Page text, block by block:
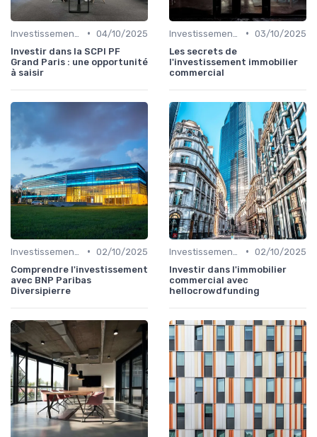
• 04/10/2025
Investir dans la SCPI PF
Grand Paris : une opportunité
à saisir
• 03/10/2025
Les secrets de
l'investissement immobilier
commercial
• 02/10/2025
Comprendre l'investissement
avec BNP Paribas
Diversipierre
• 02/10/2025
Investir dans l'immobilier
commercial avec
hellocrowdfunding